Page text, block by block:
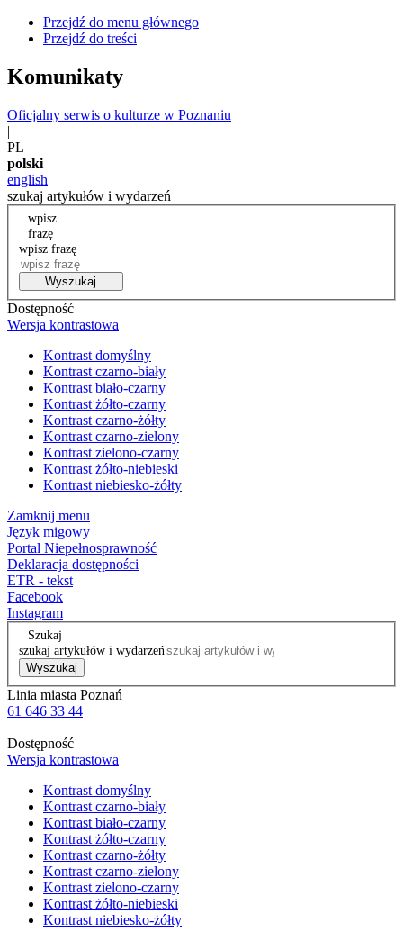
Przejdź do menu głównego
Przejdź do treści
Komunikaty
Oficjalny serwis o kulturze w Poznaniu
|
PL
polski
english
szukaj artykułów i wydarzeń
wpisz
frazę
wpisz frazę
Wyszukaj
Dostępność
Wersja kontrastowa
Kontrast domyślny
Kontrast czarno-biały
Kontrast biało-czarny
Kontrast żółto-czarny
Kontrast czarno-żółty
Kontrast czarno-zielony
Kontrast zielono-czarny
Kontrast żółto-niebieski
Kontrast niebiesko-żółty
Zamknij menu
Język migowy
Portal Niepełnosprawność
Deklaracja dostępności
ETR - tekst
Facebook
Instagram
Szukaj
szukaj artykułów i wydarzeń
Wyszukaj
Linia miasta Poznań
61 646 33 44
Dostępność
Wersja kontrastowa
Kontrast domyślny
Kontrast czarno-biały
Kontrast biało-czarny
Kontrast żółto-czarny
Kontrast czarno-żółty
Kontrast czarno-zielony
Kontrast zielono-czarny
Kontrast żółto-niebieski
Kontrast niebiesko-żółty